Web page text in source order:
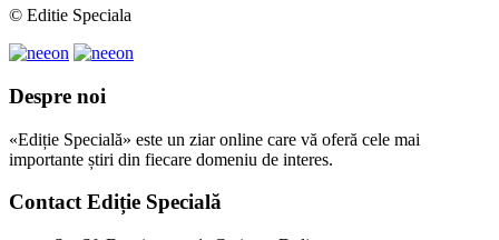
© Editie Speciala
Despre noi
«Ediție Specială» este un ziar online care vă oferă cele mai
importante știri din fiecare domeniu de interes.
Contact Ediție Specială